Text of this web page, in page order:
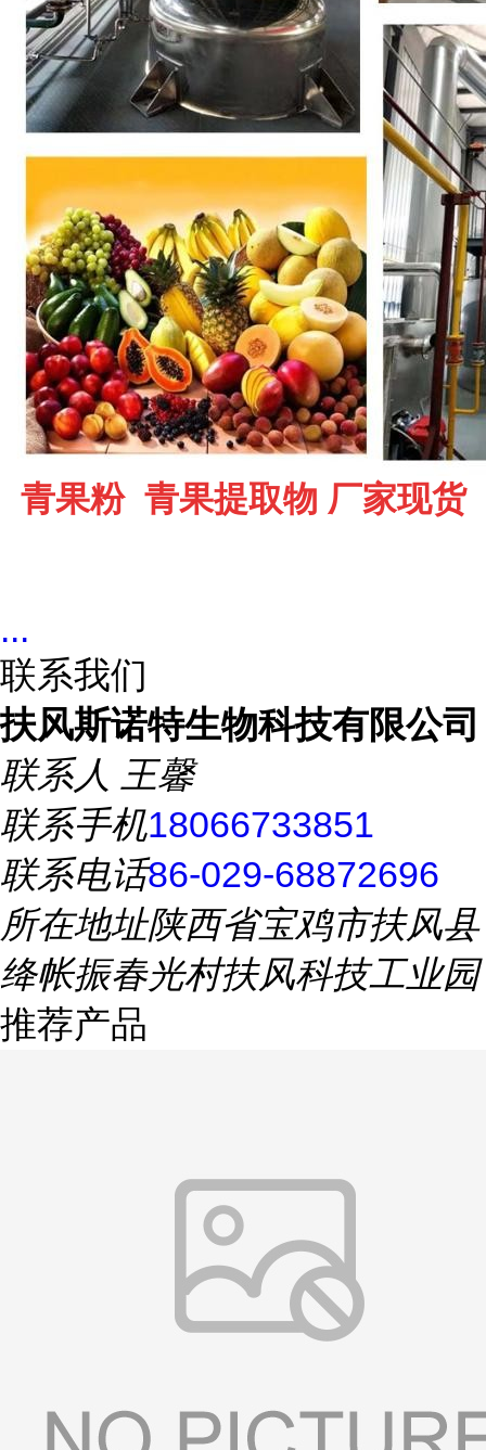
青果粉 青果提取物 厂家现货
...
联系我们
扶风斯诺特生物科技有限公司
联系人 王馨
联系手机18066733851
联系电话86-029-68872696
所在地址陕西省宝鸡市扶风县
绛帐振春光村扶风科技工业园
推荐产品